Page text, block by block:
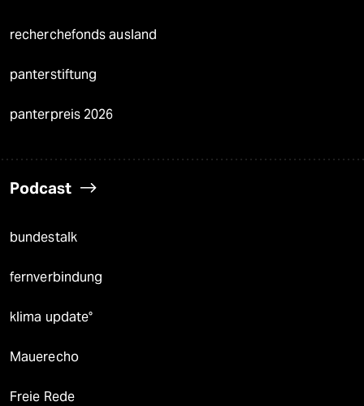
recherchefonds ausland
panterstiftung
panterpreis 2026
Podcast
bundestalk
fernverbindung
klima update°
Mauerecho
Freie Rede